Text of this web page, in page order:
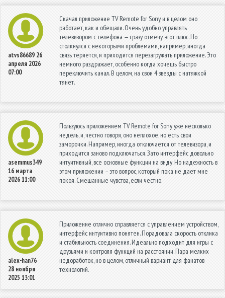
atvs86689 26
апреля 2026
07:00
Скачал приложение TV Remote for Sony, и в целом оно
работает, как и обещали. Очень удобно управлять
телевизором с телефона — сразу отмечу этот плюс. Но
столкнулся с некоторыми проблемами, например, иногда
связь теряется, и приходится перезагружать приложение. Это
немного раздражает, особенно когда хочешь быстро
переключить канал. В целом, на свои 4 звезды с натяжкой
тянет.
asemmus349
16 марта
2026 11:00
Пользуюсь приложением TV Remote for Sony уже несколько
недель, и, честно говоря, оно неплохое, но есть свои
заморочки. Например, иногда отключается от телевизора, и
приходится заново подключаться. Зато интерфейс довольно
интуитивный, все основные функции на виду. Но надежность в
этом приложении – это вопрос, который пока не дает мне
покоя. Смешанные чувства, если честно.
alex-han76
28 ноября
2025 13:01
Приложение отлично справляется с управлением устройством,
интерфейс интуитивно понятен. Порадовала скорость отклика
и стабильность соединения. Идеально подходит для игры с
друзьями и контроля функций на расстоянии. Пара мелких
недоработок, но в целом, отличный вариант для фанатов
технологий.